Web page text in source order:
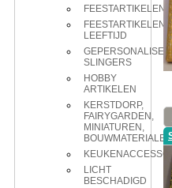
FEESTARTIKELEN
FEESTARTIKELEN
LEEFTIJD
SLINGERS
HOBBY
ARTIKELEN
KERSTDORP,
FAIRYGARDEN,
MINIATUREN,
BOUWMATERIALEN
LICHT
BESCHADIGD